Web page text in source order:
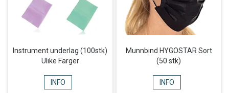
Instrument underlag (100stk)
Ulike Farger
INFO
Munnbind HYGOSTAR Sort
(50 stk)
INFO